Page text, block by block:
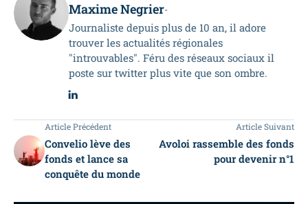
Maxime Negrier-
Journaliste depuis plus de 10 an, il adore
trouver les actualités régionales
"introuvables". Féru des réseaux sociaux il
poste sur twitter plus vite que son ombre.
Article Précédent
Convelio lève des
fonds et lance sa
conquête du monde
Article Suivant
Avoloi rassemble des fonds
pour devenir n°1